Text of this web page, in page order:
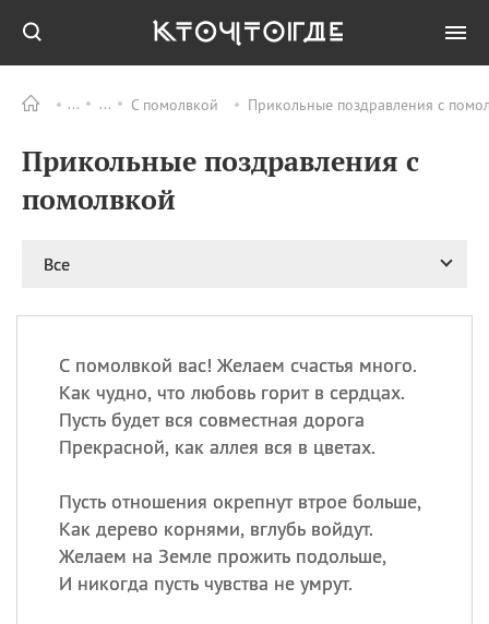
С помолвкой Прикольные поздравления с
Прикольные поздравления с
помолвкой
Все
С помолвкой вас! Желаем счастья много.
Как чудно, что любовь горит в сердцах.
Пусть будет вся совместная дорога
Прекрасной, как аллея вся в цветах.
Пусть отношения окрепнут втрое больше,
Как дерево корнями, вглубь войдут.
Желаем на Земле прожить подольше,
И никогда пусть чувства не умрут.
ПРАЗДНИКИ Все
08.08 День «Счастье
случается» (Happiness
великомученика
покровителя всех
врачей и целителя
больных
09.08 День книголюбов (Book
Lovers Day)
ИМЕНА
Сегодня празднуют именины